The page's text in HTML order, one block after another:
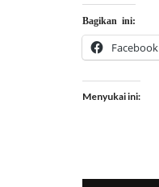
Bagikan ini:
Facebook
Menyukai ini: